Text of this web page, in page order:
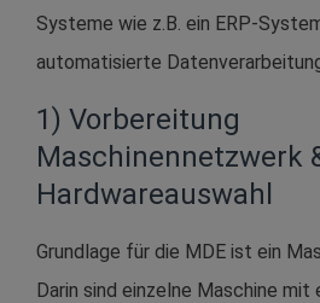
Systeme wie z.B. ein ERP-
automatisierte
1) Vorbereitung
Maschinennetzwerk
Hardwareauswahl
Grundlage für die MDE ist ein
Darin sind einzelne Maschine mit